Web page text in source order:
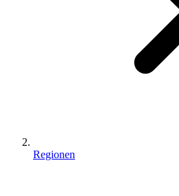
Regionen